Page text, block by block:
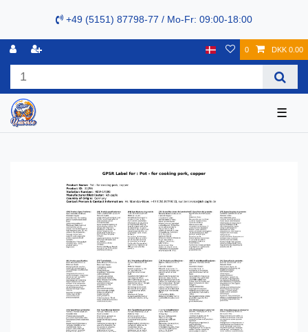
+49 (5151) 87798-77 / Mo-Fr: 09:00-18:00
0 DKK 0.00
☰